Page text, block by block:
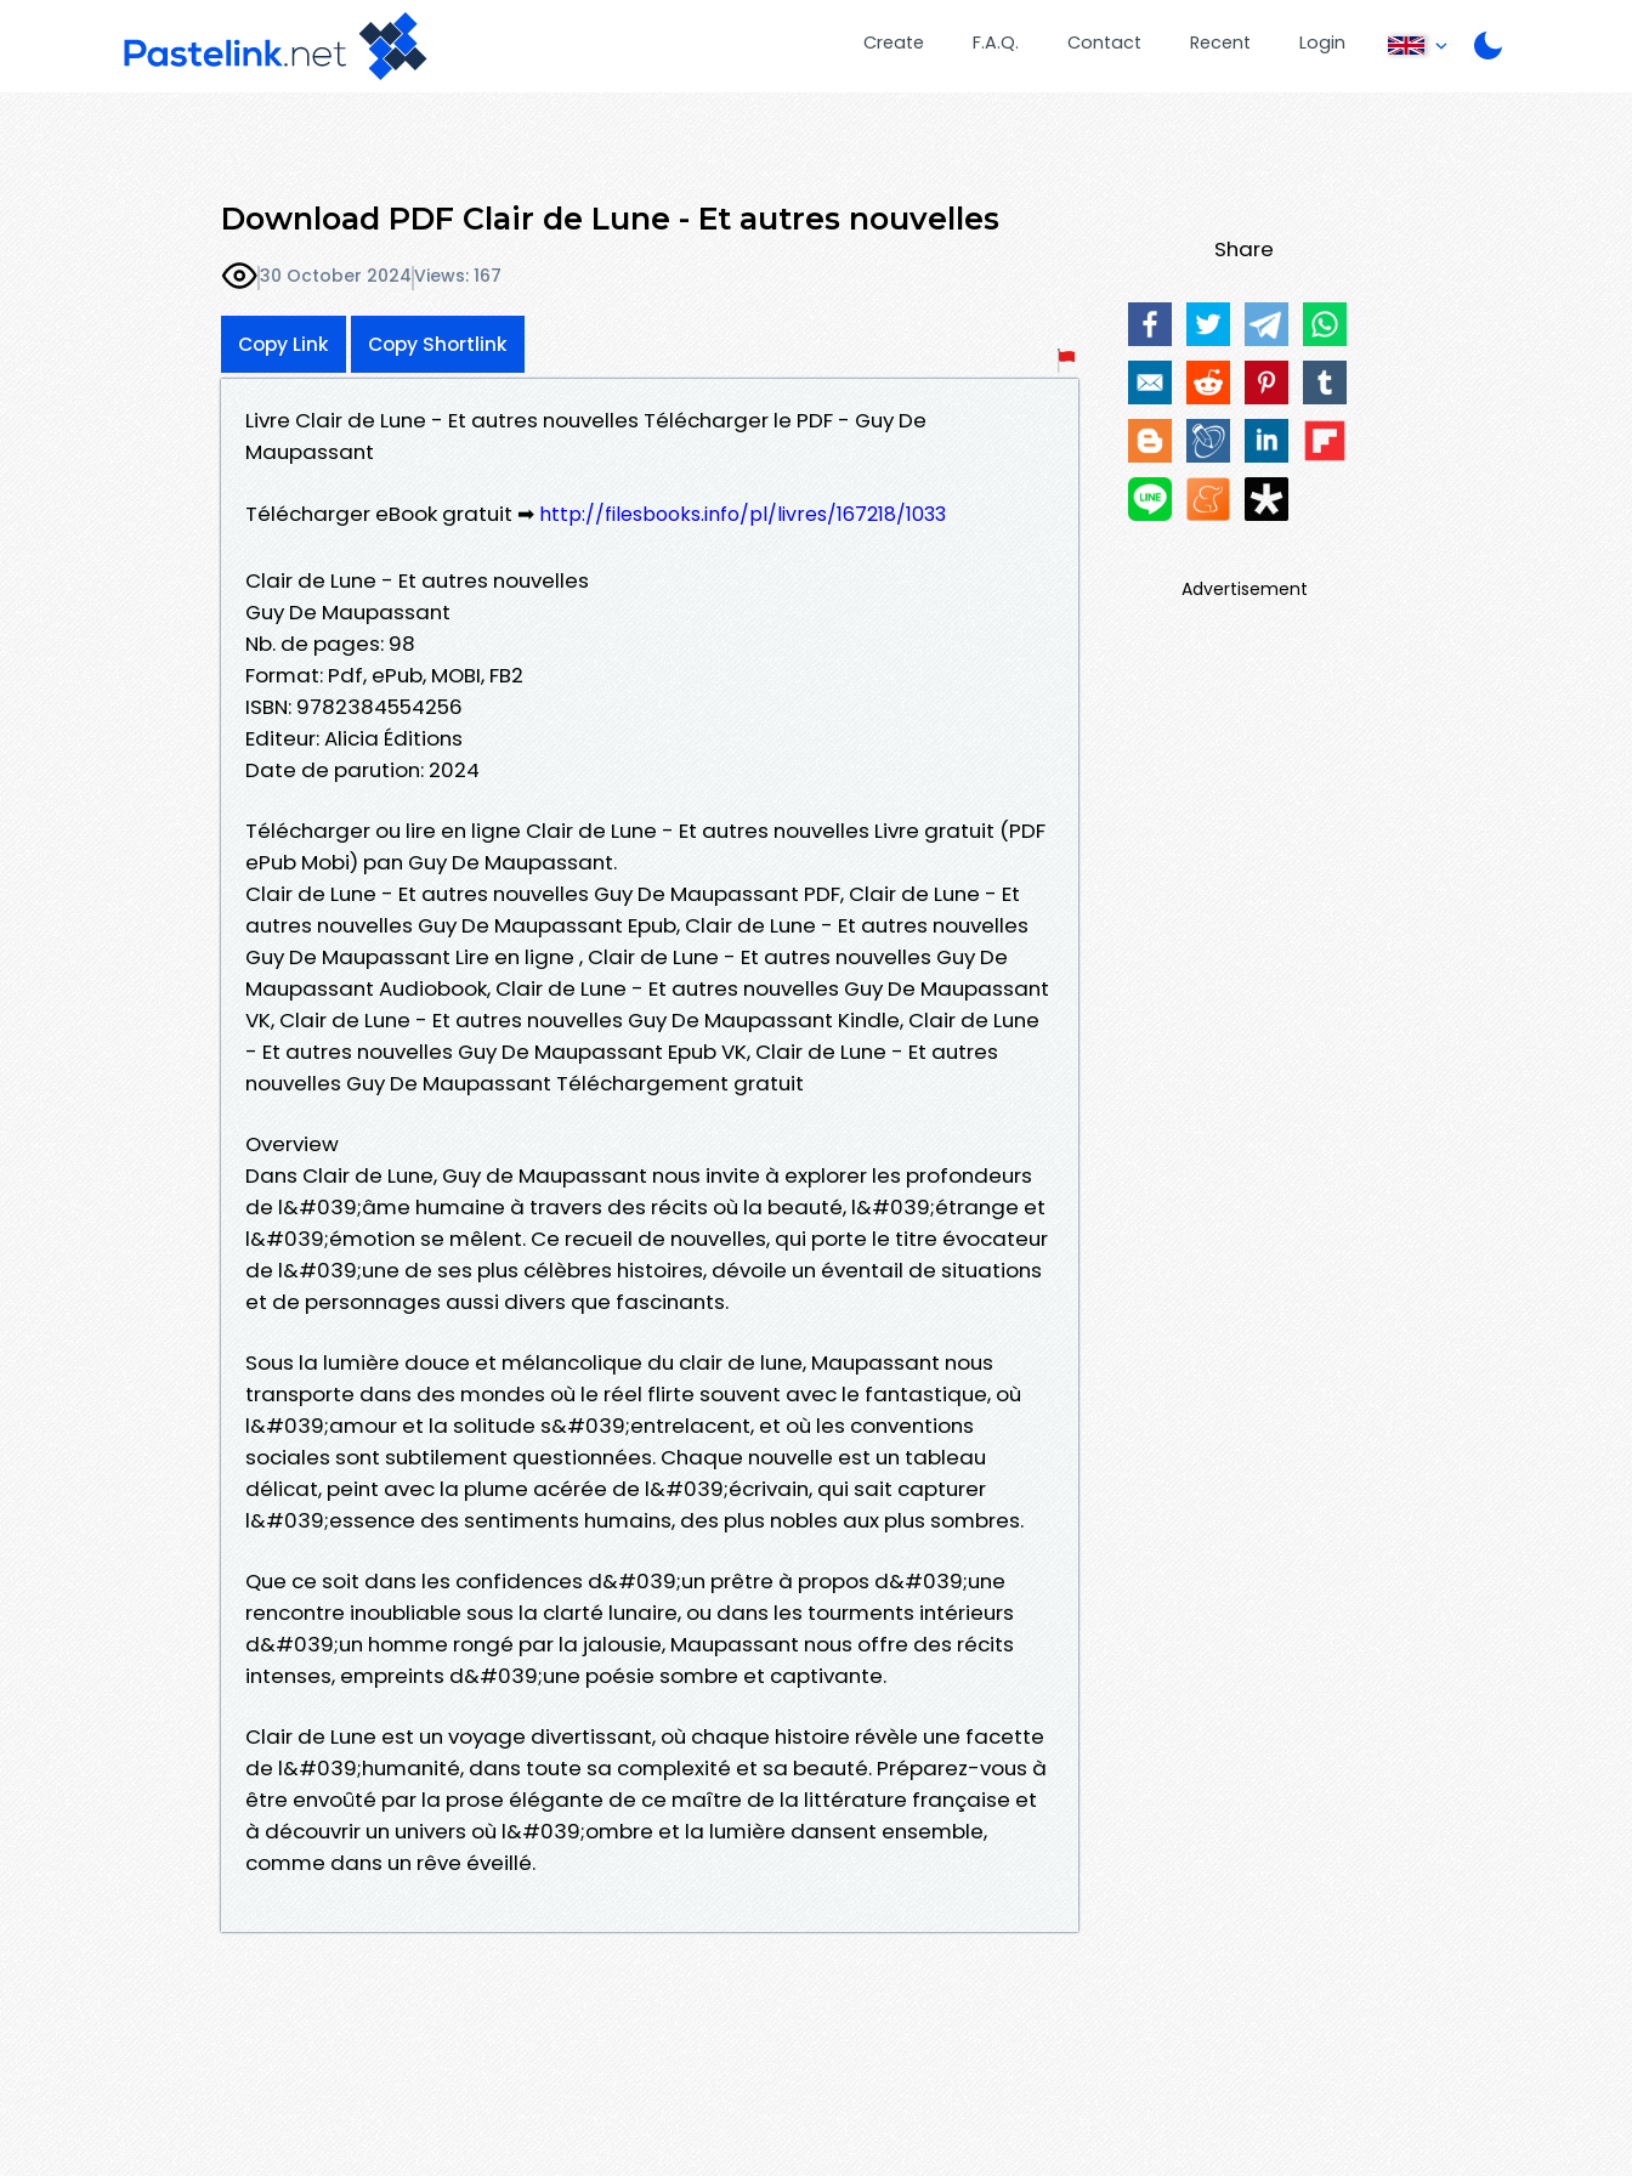
Create F.A.Q. Contact Recent Login
Download PDF Clair de Lune - Et autres nouvelles
30 October 2024Views: 167
Copy Link Copy Shortlink
Livre Clair de Lune - Et autres nouvelles Télécharger le PDF - Guy De
Maupassant
Télécharger eBook gratuit ➡ http://filesbooks.info/pl/livres/167218/1033
Clair de Lune - Et autres nouvelles
Guy De Maupassant
Nb. de pages: 98
Format: Pdf, ePub, MOBI, FB2
ISBN: 9782384554256
Editeur: Alicia Éditions
Date de parution: 2024
Télécharger ou lire en ligne Clair de Lune - Et autres nouvelles Livre gratuit (PDF
ePub Mobi) pan Guy De Maupassant.
Clair de Lune - Et autres nouvelles Guy De Maupassant PDF, Clair de Lune - Et
autres nouvelles Guy De Maupassant Epub, Clair de Lune - Et autres nouvelles
Guy De Maupassant Lire en ligne , Clair de Lune - Et autres nouvelles Guy De
Maupassant Audiobook, Clair de Lune - Et autres nouvelles Guy De Maupassant
VK, Clair de Lune - Et autres nouvelles Guy De Maupassant Kindle, Clair de Lune
- Et autres nouvelles Guy De Maupassant Epub VK, Clair de Lune - Et autres
nouvelles Guy De Maupassant Téléchargement gratuit
Overview
Dans Clair de Lune, Guy de Maupassant nous invite à explorer les profondeurs
de l&#039;âme humaine à travers des récits où la beauté, l&#039;étrange et
l&#039;émotion se mêlent. Ce recueil de nouvelles, qui porte le titre évocateur
de l&#039;une de ses plus célèbres histoires, dévoile un éventail de situations
et de personnages aussi divers que fascinants.
Sous la lumière douce et mélancolique du clair de lune, Maupassant nous
transporte dans des mondes où le réel flirte souvent avec le fantastique, où
l&#039;amour et la solitude s&#039;entrelacent, et où les conventions
sociales sont subtilement questionnées. Chaque nouvelle est un tableau
délicat, peint avec la plume acérée de l&#039;écrivain, qui sait capturer
l&#039;essence des sentiments humains, des plus nobles aux plus sombres.
Que ce soit dans les confidences d&#039;un prêtre à propos d&#039;une
rencontre inoubliable sous la clarté lunaire, ou dans les tourments intérieurs
d&#039;un homme rongé par la jalousie, Maupassant nous offre des récits
intenses, empreints d&#039;une poésie sombre et captivante.
Clair de Lune est un voyage divertissant, où chaque histoire révèle une facette
de l&#039;humanité, dans toute sa complexité et sa beauté. Préparez-vous à
être envoûté par la prose élégante de ce maître de la littérature française et
à découvrir un univers où l&#039;ombre et la lumière dansent ensemble,
comme dans un rêve éveillé.
Share
Advertisement